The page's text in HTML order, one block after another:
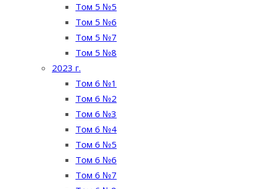
Том 5 №5
Том 5 №6
Том 5 №7
Том 5 №8
2023 г.
Том 6 №1
Том 6 №2
Том 6 №3
Том 6 №4
Том 6 №5
Том 6 №6
Том 6 №7